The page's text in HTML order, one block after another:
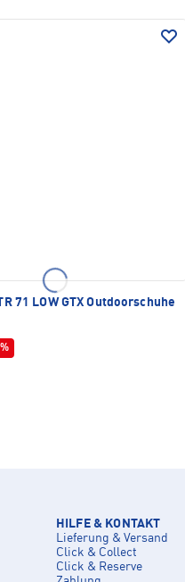
71 LOW GTX Outdoorschuhe
HILFE & KONTAKT
Lieferung & Versand
Click & Collect
Click & Reserve